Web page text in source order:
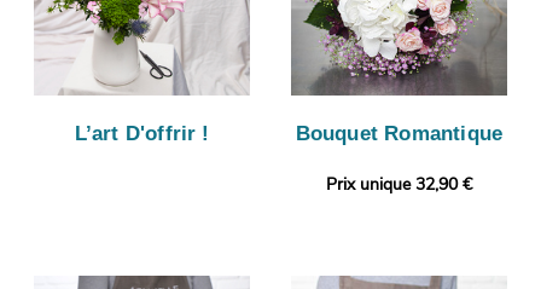
L’art D'offrir ! Bouquet Romantique
Prix unique 32,90 €